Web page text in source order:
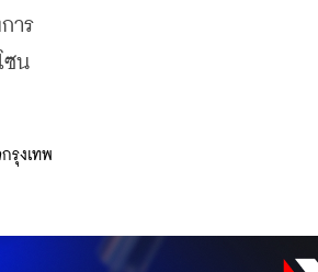
าร
ซน
รุงเทพ